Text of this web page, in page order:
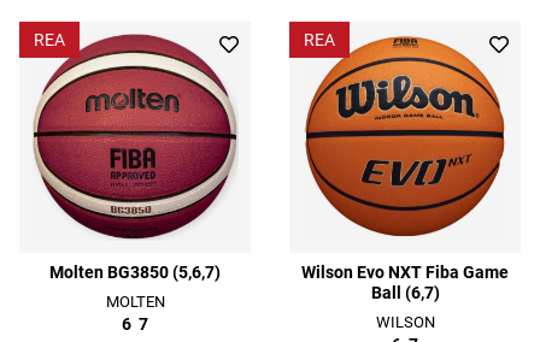
REA
Molten BG3850 (5,6,7)
MOLTEN
6 7
REA
Wilson Evo NXT Fiba Game
Ball (6,7)
WILSON